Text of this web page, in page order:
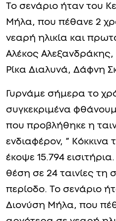
Το σενάριο ήταν του
Μήλα, που πέθανε 2
νεαρή ηλικία και
Αλέκος
Ρίκα Διαλυνά, Δάφνη
Γυρνάμε σήμερα το
συγκεκριμένα
που προβλήθηκε η
ενδιαφέρον, ” Κόκκινα
έκοψε 15.794
θέση σε 24 ταινίες τη
περίοδο. Το σενάριο
Διονύση Μήλα, που